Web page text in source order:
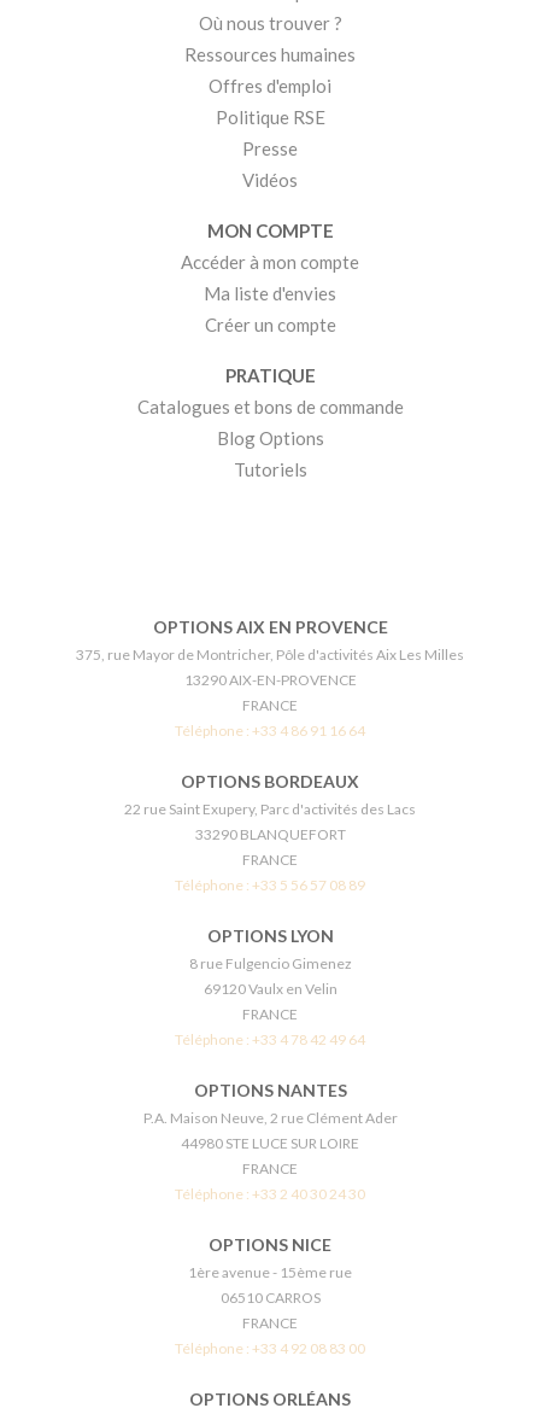
Où nous trouver ?
Ressources humaines
Offres d'emploi
Politique RSE
Presse
Vidéos
MON COMPTE
Accéder à mon compte
Ma liste d'envies
Créer un compte
PRATIQUE
Catalogues et bons de commande
Blog Options
Tutoriels
OPTIONS AIX EN PROVENCE
375, rue Mayor de Montricher, Pôle d'activités Aix Les Milles
13290 AIX-EN-PROVENCE
FRANCE
Téléphone : +33 4 86 91 16 64
OPTIONS BORDEAUX
22 rue Saint Exupery, Parc d'activités des Lacs
33290 BLANQUEFORT
FRANCE
Téléphone : +33 5 56 57 08 89
OPTIONS LYON
8 rue Fulgencio Gimenez
69120 Vaulx en Velin
FRANCE
Téléphone : +33 4 78 42 49 64
OPTIONS NANTES
P.A. Maison Neuve, 2 rue Clément Ader
44980 STE LUCE SUR LOIRE
FRANCE
Téléphone : +33 2 40 30 24 30
OPTIONS NICE
1ère avenue - 15ème rue
06510 CARROS
FRANCE
Téléphone : +33 4 92 08 83 00
OPTIONS ORLÉANS